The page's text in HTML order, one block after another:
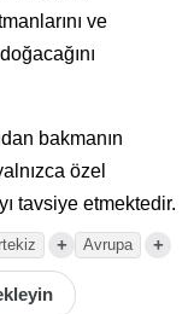
ve
bakmanın
özel
tavsiye etmektedir.
+ Avrupa +